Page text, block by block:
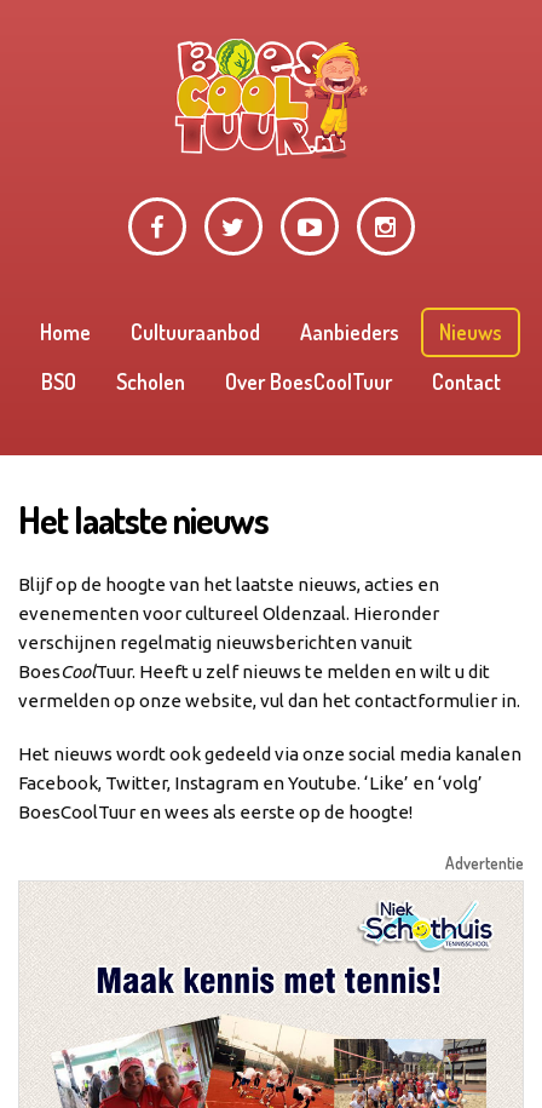
Home Cultuuraanbod Aanbieders
Nieuws
BSO
Scholen Over BoesCoolTuur Contact
Het laatste nieuws
Blijf op de hoogte van het laatste nieuws, acties en
evenementen voor cultureel Oldenzaal. Hieronder
verschijnen regelmatig nieuwsberichten vanuit
BoesCoolTuur. Heeft u zelf nieuws te melden en wilt u dit
vermelden op onze website, vul dan het contactformulier in.
Het nieuws wordt ook gedeeld via onze social media kanalen
Facebook, Twitter, Instagram en Youtube. ‘Like’ en ‘volg’
BoesCoolTuur en wees als eerste op de hoogte!
Advertentie